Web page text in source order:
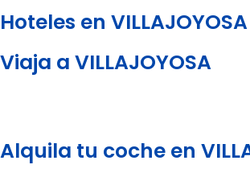
Hoteles en VILLAJOYOSA
Viaja a VILLAJOYOSA
Alquila tu coche en